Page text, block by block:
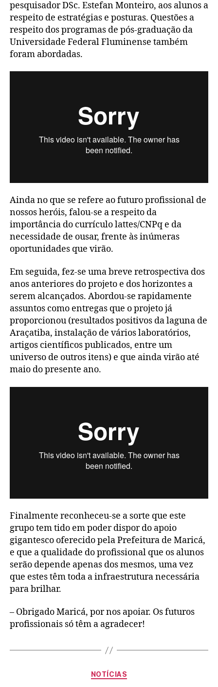
pesquisador DSc. Estefan Monteiro, aos alunos a
respeito de estratégias e posturas. Questões a
respeito dos programas de pós-graduação da
Universidade Federal Fluminense também
foram abordadas.
Ainda no que se refere ao futuro profissional de
nossos heróis, falou-se a respeito da
importância do currículo lattes/CNPq e da
necessidade de ousar, frente às inúmeras
oportunidades que virão.
Em seguida, fez-se uma breve retrospectiva dos
anos anteriores do projeto e dos horizontes a
serem alcançados. Abordou-se rapidamente
assuntos como entregas que o projeto já
proporcionou (resultados positivos da laguna de
Araçatiba, instalação de vários laboratórios,
artigos científicos publicados, entre um
universo de outros itens) e que ainda virão até
maio do presente ano.
Finalmente reconheceu-se a sorte que este
grupo tem tido em poder dispor do apoio
gigantesco oferecido pela Prefeitura de Maricá,
e que a qualidade do profissional que os alunos
serão depende apenas dos mesmos, uma vez
que estes têm toda a infraestrutura necessária
para brilhar.
– Obrigado Maricá, por nos apoiar. Os futuros
profissionais só têm a agradecer!
NOTÍCIAS